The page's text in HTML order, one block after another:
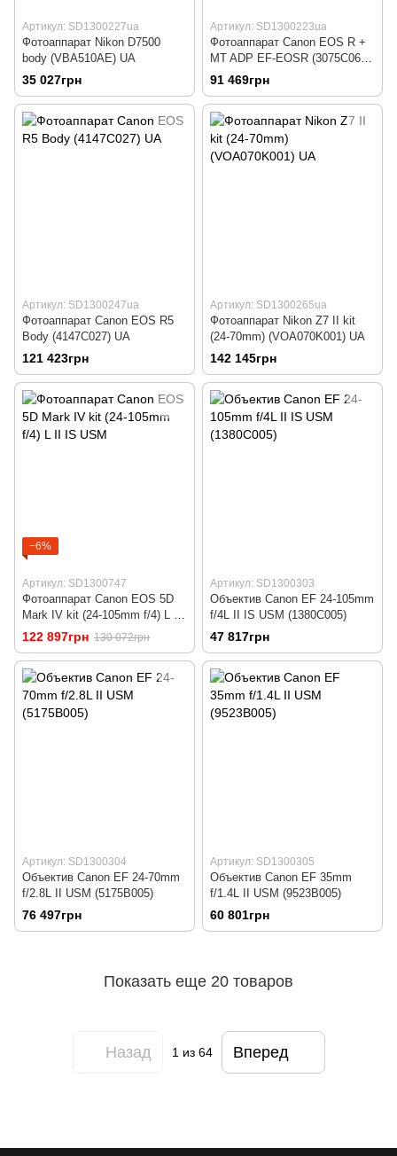
Артикул: SD1300227ua
Фотоаппарат Nikon D7500
body (VBA510AE) UA
35 027грн
Артикул: SD1300223ua
Фотоаппарат Canon EOS R +
MT ADP EF-EOSR (3075C066)
UA
91 469грн
Артикул: SD1300247ua
Фотоаппарат Canon EOS R5
Body (4147C027) UA
121 423грн
Артикул: SD1300265ua
Фотоаппарат Nikon Z7 II kit
(24-70mm) (VOA070K001) UA
142 145грн
−6%
Артикул: SD1300747
Фотоаппарат Canon EOS 5D
Mark IV kit (24-105mm f/4) L II
IS USM
122 897грн 130 072грн
Артикул: SD1300303
Объектив Canon EF 24-105mm
f/4L II IS USM (1380C005)
47 817грн
Артикул: SD1300304
Объектив Canon EF 24-70mm
f/2.8L II USM (5175B005)
76 497грн
Артикул: SD1300305
Объектив Canon EF 35mm
f/1.4L II USM (9523B005)
60 801грн
Показать еще 20 товаров
Назад 1из 64 Вперед